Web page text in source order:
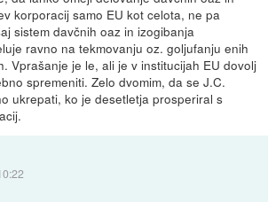
korporacij samo EU kot celota, ne pa
sistem davčnih oaz in izogibanja
ravno na tekmovanju oz. goljufanju enih
Vprašanje je le, ali je v institucijah EU dovolj
spremeniti. Zelo dvomim, da se J.C.
ukrepati, ko je desetletja prosperiral s